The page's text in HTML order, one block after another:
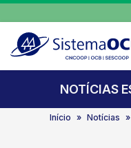
NOTÍCIAS
Início Notícias